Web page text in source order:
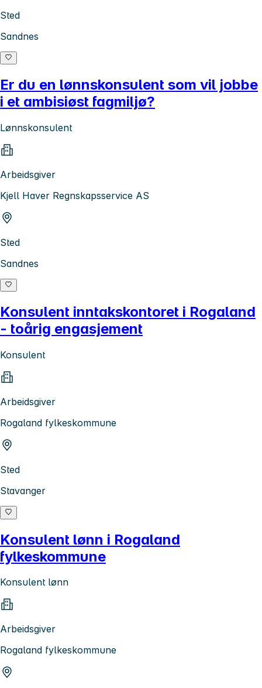
Sted
Sandnes
Er du en lønnskonsulent som vil jobbe
i et ambisiøst fagmiljø?
Lønnskonsulent
Arbeidsgiver
Kjell Haver Regnskapsservice AS
Sted
Sandnes
Konsulent inntakskontoret i Rogaland
- toårig engasjement
Konsulent
Arbeidsgiver
Rogaland fylkeskommune
Sted
Stavanger
Konsulent lønn i Rogaland
fylkeskommune
Konsulent lønn
Arbeidsgiver
Rogaland fylkeskommune